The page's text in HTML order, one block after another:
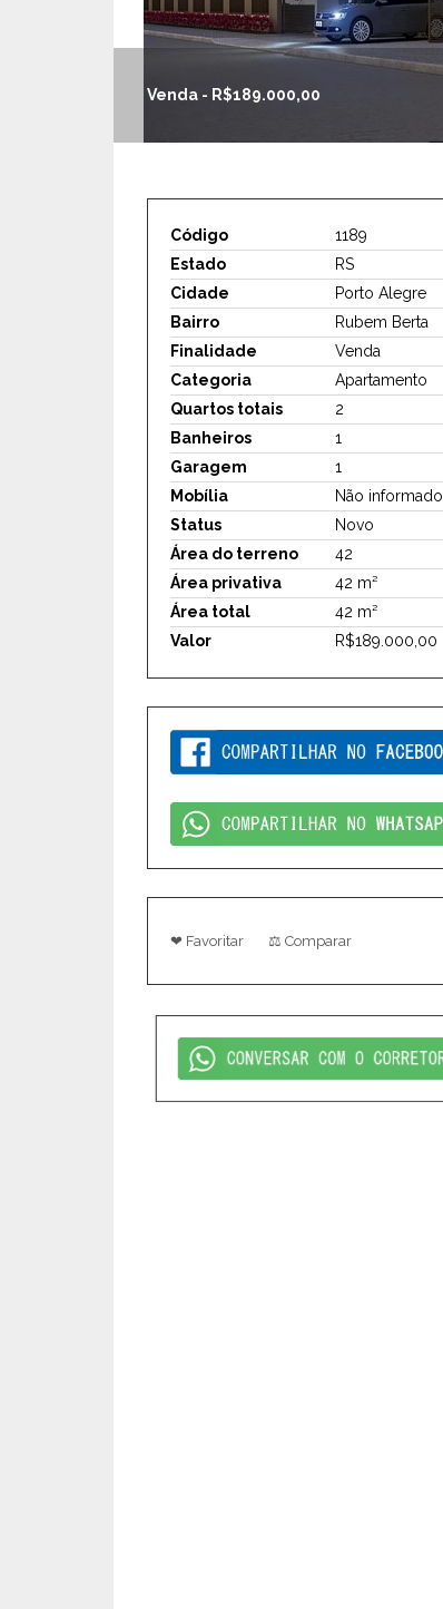
Venda - R$189.000,00
Código
1189
Estado
RS
Cidade
Porto Alegre
Bairro
Rubem Berta
Finalidade
Venda
Categoria
Apartamento
Quartos totais
2
Banheiros
1
Garagem
1
Mobília
Não informado
Status
Novo
Área do terreno
42
Área privativa
42 m²
Área total
42 m²
Valor
R$189.000,00
❤ Favoritar ⚖ Comparar